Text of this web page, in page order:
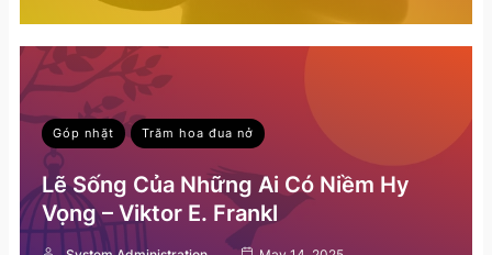
Góp nhặt Trăm hoa đua nở
Lẽ Sống Của Những Ai Có Niềm Hy
Vọng – Viktor E. Frankl